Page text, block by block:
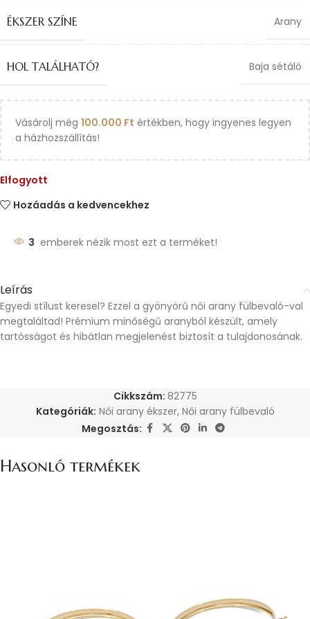
ÉKSZER SZÍNE Arany
HOL TALÁLHATÓ? Baja sétáló
Vásárolj még 100.000 Ft értékben, hogy ingyenes legyen
a házhozszállítás!
Elfogyott
Hozáadás a kedvencekhez
3 emberek nézik most ezt a terméket!
Leírás
Egyedi stílust keresel? Ezzel a gyönyörű női arany fülbevaló-val
megtaláltad! Prémium minőségű aranyból készült, amely
tartósságot és hibátlan megjelenést biztosít a tulajdonosának.
Cikkszám: 82775
Kategóriák: Női arany ékszer, Női arany fülbevaló
Megosztás:
Hasonló termékek